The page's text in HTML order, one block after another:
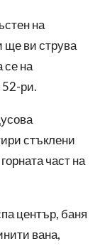
на
ще ви струва
се на
52-ри.
стъклени
част на
център, баня
вана,